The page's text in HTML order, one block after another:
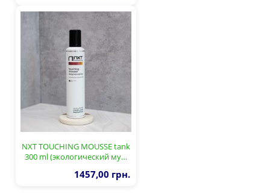
NXT TOUCHING MOUSSE tank
300 ml (экологический му…
1457,00 грн.
Сайт також доступний